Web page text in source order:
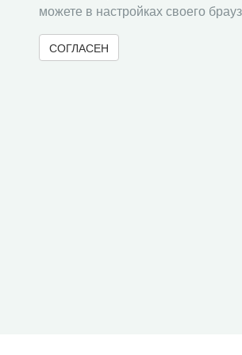
можете в настройках своего
СОГЛАСЕН